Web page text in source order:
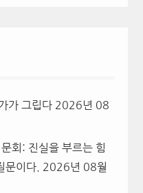
가 그립다 2026년 08
회: 진실을 부르는 힘
문이다.
2026년 08월